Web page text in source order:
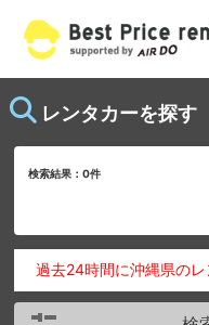
レンタカーを探す
検索結果：0件
過去24時間に沖縄県のレ